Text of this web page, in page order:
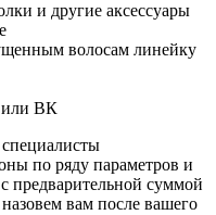
и другие аксессуары
волосам линейку
или ВК
по ряду параметров и
предварительной суммой
вам после вашего